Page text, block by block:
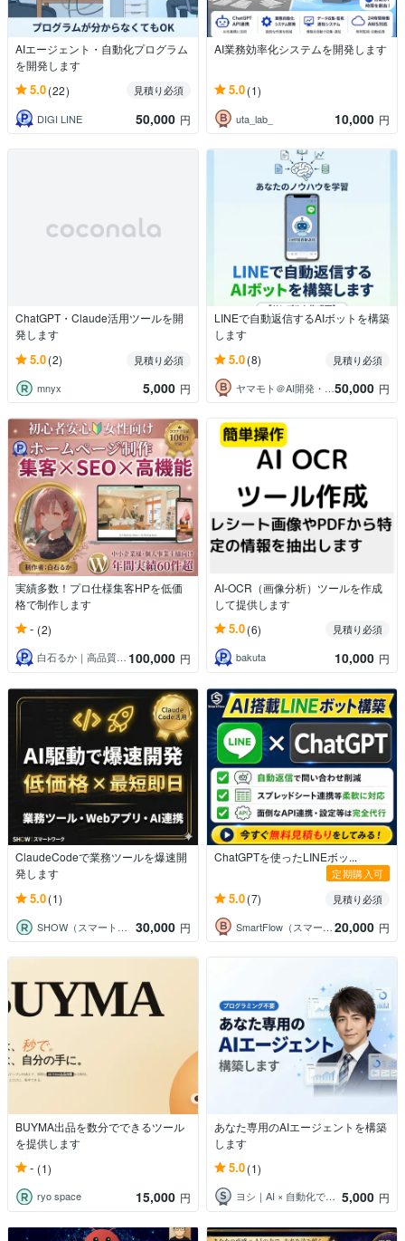
AIエージェント・自動化プログラム
を開発します
5.0(22)
見積り必須
DIGI LINE
50,000 円
AI業務効率化システムを開発します
5.0(1)
uta_lab_ 10,000 円
ChatGPT・Claude活用ツールを開
発します
5.0(2)
見積り必須
mnyx
5,000 円
LINEで自動返信するAIボットを構築
します
5.0(8)
見積り必須
ヤマモト＠AI開発・業務自動化 50,000 円
実績多数！プロ仕様集客HPを低価
格で制作します
- (2)
白石るか｜高品質な寄り添いHP制作 100,000 円
AI-OCR（画像分析）ツールを作成
して提供します
5.0(6)
見積り必須
bakuta
10,000 円
ClaudeCodeで業務ツールを爆速開
発します
5.0(1)
SHOW（スマートワーク） 30,000 円
ChatGPTを使ったLINEボッ...
定期購入可
5.0(7)
見積り必須
SmartFlow（スマートフロー） 20,000 円
BUYMA出品を数分でできるツール
を提供します
- (1)
ryo space 15,000 円
あなた専用のAIエージェントを構築
します
5.0(1)
ヨシ｜AI × 自動化で「面倒」を消す人 5,000 円